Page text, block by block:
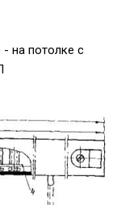
на потолке с